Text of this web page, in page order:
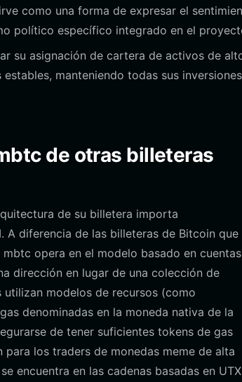
como una forma de expresar el
político específico integrado en el
su asignación de cartera de activos de
manteniendo todas sus
de otras billeteras
de su billetera importa
A diferencia de las billeteras de Bitcoin que
opera en el modelo basado en
dirección en lugar de una colección de
utilizan modelos de recursos (como
denominadas en la moneda nativa de la
de tener suficientes tokens de gas
los traders de monedas meme de alta
encuentra en las cadenas basadas en